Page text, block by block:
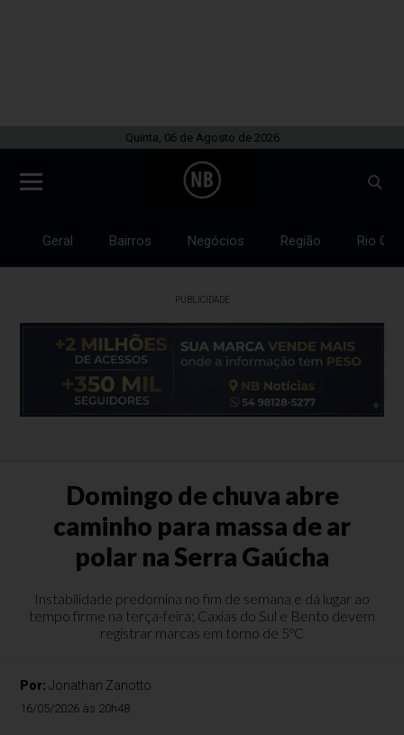
Quinta, 06 de Agosto de 2026
Geral Bairros Negócios Região Rio
PUBLICIDADE
Domingo de chuva abre
caminho para massa de ar
polar na Serra Gaúcha
Instabilidade predomina no fim de semana e dá lugar ao
tempo firme na terça-feira; Caxias do Sul e Bento devem
registrar marcas em torno de 5ºC
Por:Jonathan Zanotto
16/05/2026 às 20h48